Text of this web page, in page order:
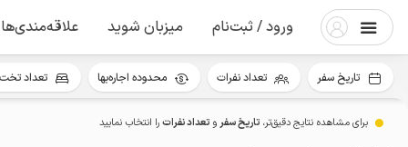
ورود / ثبت‌نام میزبان شوید علاقه‌مندی‌ها
برای مشاهده نتایج دقیق‌تر، تاریخ سفرو تعداد نفراترا انتخاب نمایید
تاریخ سفر تعداد نفرات محدوده اجاره‌بها تعداد تخت